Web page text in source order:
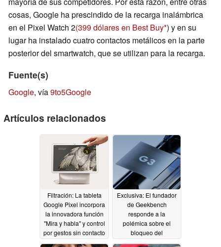
cosas, Google ha prescindido de la recarga inalámbrica
en el Pixel Watch 2(399 dólares en Best Buy ) y en su
lugar ha instalado cuatro contactos metálicos en la parte
posterior del smartwatch, que se utilizan para la recarga.
Fuente(s)
Google, vía9to5Google
Artículos relacionados
Filtración: La tableta
Google Pixel incorpora
la innovadora función
"Mira y habla" y control
por gestos sin contacto
10/25/2023
Exclusiva: El fundador
de Geekbench
responde a la
polémica sobre el
bloqueo del
benchmark del Pixel 8